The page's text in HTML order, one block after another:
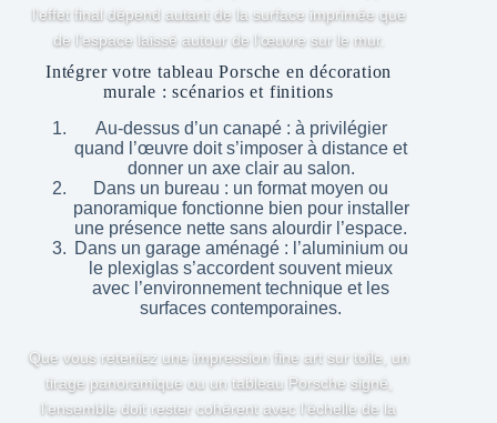
l’effet final dépend autant de la surface imprimée que
de l’espace laissé autour de l’œuvre sur le mur.
Intégrer votre tableau Porsche en décoration
murale : scénarios et finitions
Au-dessus d’un canapé : à privilégier
quand l’œuvre doit s’imposer à distance et
donner un axe clair au salon.
Dans un bureau : un format moyen ou
panoramique fonctionne bien pour installer
une présence nette sans alourdir l’espace.
Dans un garage aménagé : l’aluminium ou
le plexiglas s’accordent souvent mieux
avec l’environnement technique et les
surfaces contemporaines.
Que vous reteniez une impression fine art sur toile, un
tirage panoramique ou un tableau Porsche signé,
l’ensemble doit rester cohérent avec l’échelle de la